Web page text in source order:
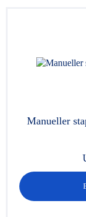
Manueller